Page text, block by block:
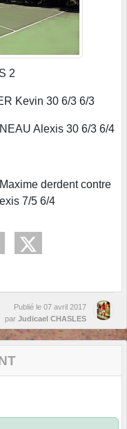
2
Kevin 30 6/3 6/3
Alexis 30 6/3 6/4
derdent contre
7/5 6/4
Publié le 07 avril 2017
par Judicael CHASLES